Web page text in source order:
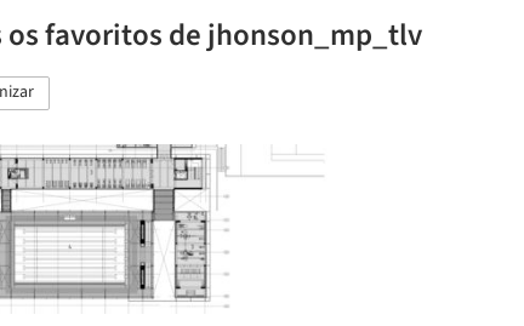
os favoritos de jhonson_mp_tlv